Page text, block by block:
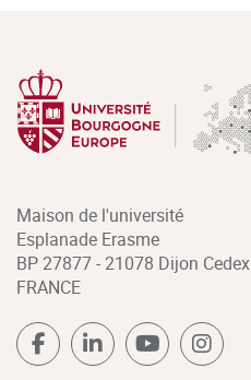
Maison de l'université
Esplanade Erasme
BP 27877 - 21078 Dijon Cedex
FRANCE